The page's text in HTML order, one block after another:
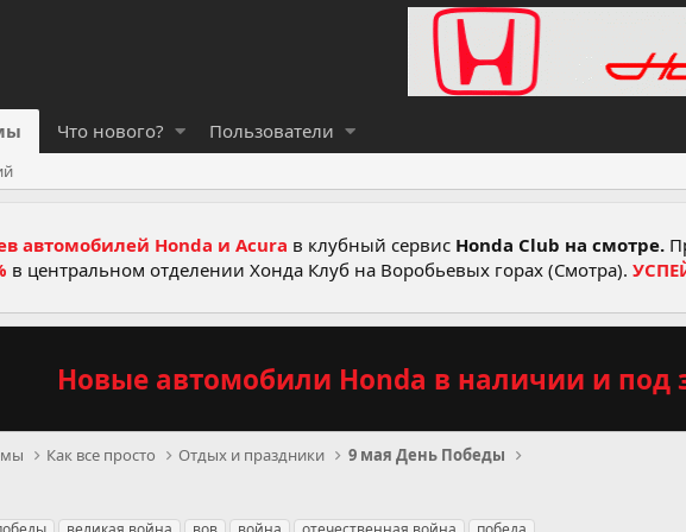
Что нового? Пользователи
автомобилей Honda и Acura в клубный сервис Honda Club на смотре.
в центральном отделении Хонда Клуб на Воробьевых горах (Смотра).
Новые автомобили Honda в наличии и под
Как все просто Отдых и праздники 9 мая День Победы